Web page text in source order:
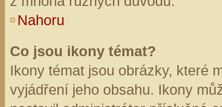
Nahoru
Co jsou ikony témat?
Ikony témat jsou obrázky, které
vyjádření jeho obsahu. Ikony